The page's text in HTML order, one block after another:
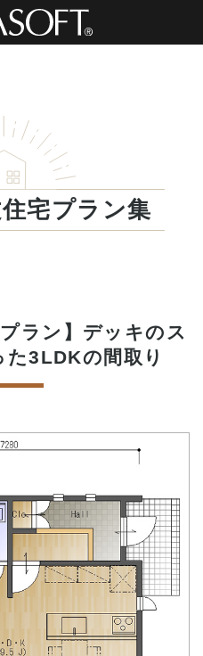
宅プラン集
ラン】デッキのス
3LDKの間取り